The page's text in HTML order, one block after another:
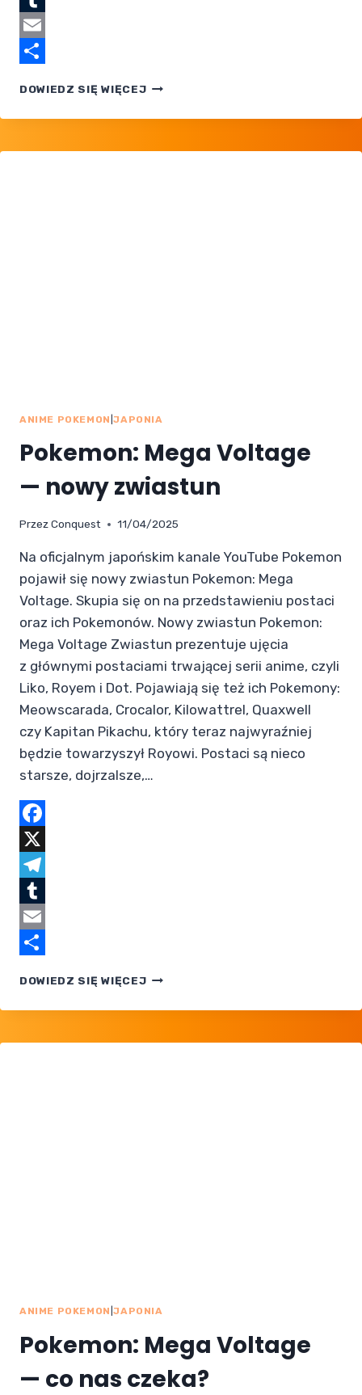
Tumblr
Email
DOWIEDZ SIĘ WIĘCEJPOKEMON:
VOLTAGE
ODCINKA
ANIME POKEMON |JAPONIA
Pokemon: Mega Voltage
— nowy zwiastun
Przez Conquest 11/04/2025
Na oficjalnym japońskim kanale YouTube Pokemon
pojawił się nowy zwiastun Pokemon: Mega
Voltage. Skupia się on na przedstawieniu postaci
oraz ich Pokemonów. Nowy zwiastun Pokemon:
Mega Voltage Zwiastun prezentuje ujęcia
z głównymi postaciami trwającej serii anime, czyli
Liko, Royem i Dot. Pojawiają się też ich Pokemony:
Meowscarada, Crocalor, Kilowattrel, Quaxwell
czy Kapitan Pikachu, który teraz najwyraźniej
będzie towarzyszył Royowi. Postaci są nieco
starsze, dojrzalsze,…
Facebook
X
Telegram
Tumblr
Email
DOWIEDZ SIĘ WIĘCEJPOKEMON:
VOLTAGE
ZWIASTUN
ANIME POKEMON |JAPONIA
Pokemon: Mega Voltage
— co nas czeka?